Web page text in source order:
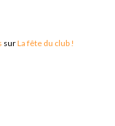
surLa fête du club !